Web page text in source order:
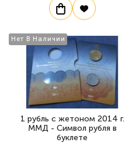
Нет В Наличии
1 рубль с жетоном 2014 г.
ММД - Символ рубля в
буклете